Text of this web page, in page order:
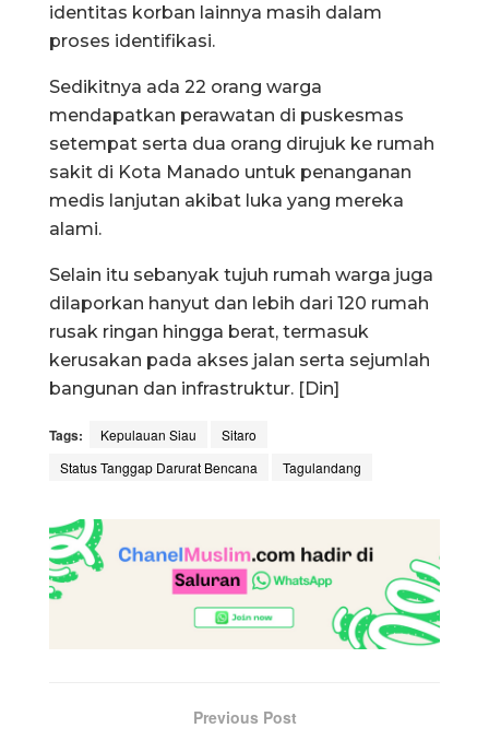
identitas korban lainnya masih dalam
proses identifikasi.
Sedikitnya ada 22 orang warga
mendapatkan perawatan di puskesmas
setempat serta dua orang dirujuk ke rumah
sakit di Kota Manado untuk penanganan
medis lanjutan akibat luka yang mereka
alami.
Selain itu sebanyak tujuh rumah warga juga
dilaporkan hanyut dan lebih dari 120 rumah
rusak ringan hingga berat, termasuk
kerusakan pada akses jalan serta sejumlah
bangunan dan infrastruktur. [Din]
Tags: Kepulauan Siau
Sitaro
Status Tanggap Darurat Bencana
Tagulandang
Previous Post